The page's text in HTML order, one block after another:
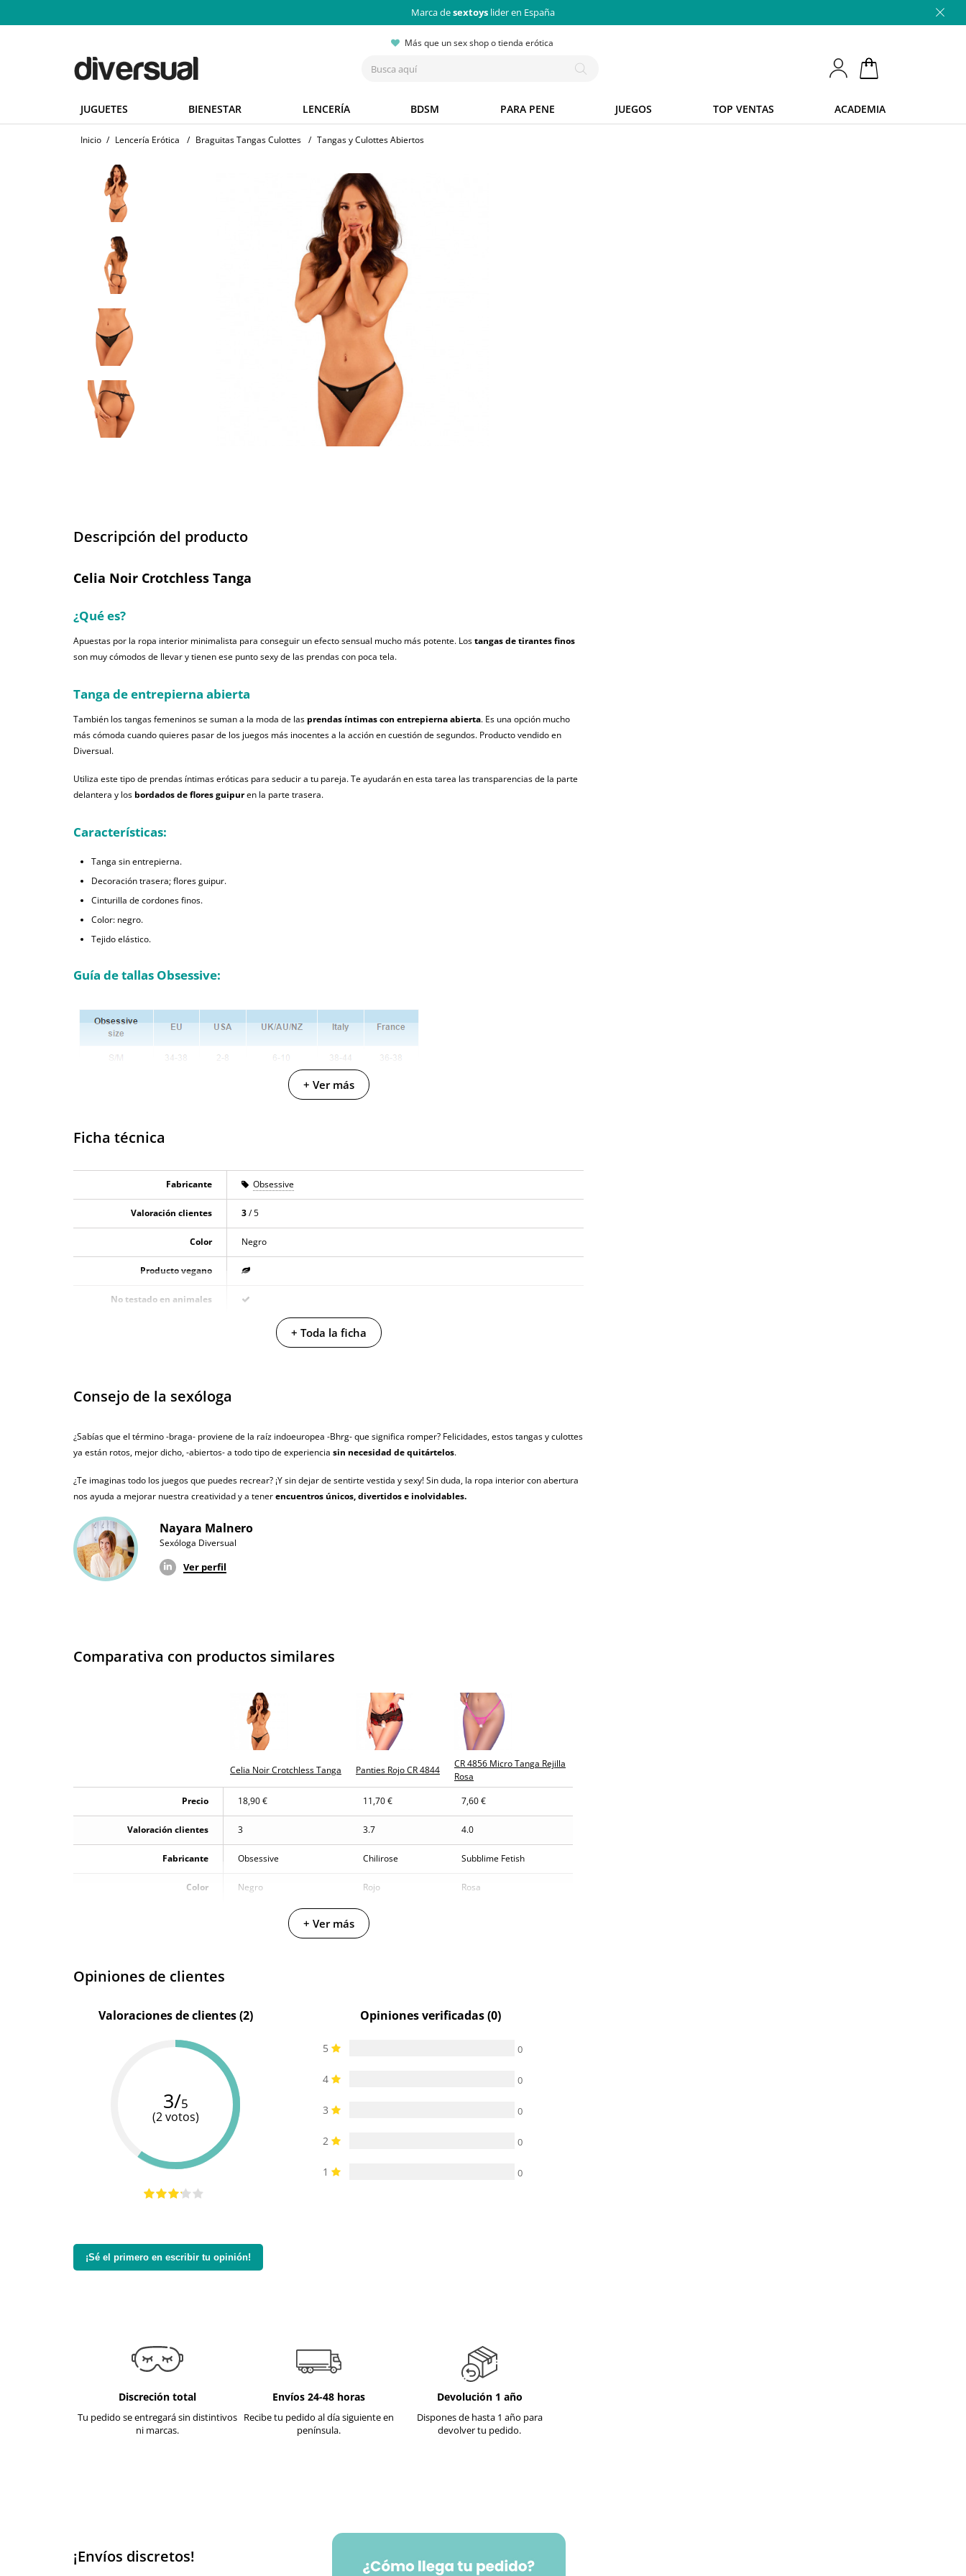
Marca desextoys lider en España
Más que un sex shop o tienda erótica
JUGUETES BIENESTAR LENCERÍA BDSM PARA PENE JUEGOS TOP VENTAS ACADEMIA
Inicio / Lencería Erótica / Braguitas Tangas Culottes / Tangas y Culottes Abiertos
Descripción del producto
Celia Noir Crotchless Tanga
¿Qué es?
Apuestas por la ropa interior minimalista para conseguir un efecto sensual mucho más potente. Lostangas de tirantes finos
son muy cómodos de llevar y tienen ese punto sexy de las prendas con poca tela.
Tanga de entrepierna abierta
También los tangas femeninos se suman a la moda de las prendas íntimas con entrepierna abierta. Es una opción mucho
más cómoda cuando quieres pasar de los juegos más inocentes a la acción en cuestión de segundos. Producto vendido en
Diversual.
Utiliza este tipo de prendas íntimas eróticas para seducir a tu pareja. Te ayudarán en esta tarea las transparencias de la parte
delantera y los bordados de flores guipuren la parte trasera.
Características:
Tanga sin entrepierna.
Decoración trasera; flores guipur.
Cinturilla de cordones finos.
Color: negro.
Tejido elástico.
Guía de tallas Obsessive:
+ Ver más
Ficha técnica
Fabricante Obsessive
Valoración clientes 3/ 5
Color Negro
Producto vegano
No testado en animales
Paquete discreto y sin distintivos
+ Toda la ficha
Consejo de la sexóloga
¿Sabías que el término -braga- proviene de la raíz indoeuropea -Bhrg- que significa romper? Felicidades, estos tangas y culottes
ya están rotos, mejor dicho, -abiertos- a todo tipo de experiencia sin necesidad de quitártelos.
¿Te imaginas todo los juegos que puedes recrear? ¡Y sin dejar de sentirte vestida y sexy! Sin duda, la ropa interior con abertura
nos ayuda a mejorar nuestra creatividad y a tenerencuentros únicos, divertidos e inolvidables.
Nayara Malnero
Sexóloga Diversual
Ver perfil
Comparativa con productos similares
Celia Noir Crotchless Tanga Panties Rojo CR 4844
CR 4856 Micro Tanga Rejilla
Rosa
Precio
18,90 € 11,70 € 7,60 €
Valoración clientes 3 3.7 4.0
Fabricante Obsessive Chilirose Subblime Fetish
Color Negro Rojo Rosa
+ Ver más
Opiniones de clientes
Valoraciones de clientes (2)
3/5
(2 votos)
Opiniones verificadas (0)
5 0
4 0
3 0
2 0
1 0
¡Sé el primero en escribir tu opinión!
Discreción total
Tu pedido se entregará sin distintivos
ni marcas.
Envíos 24-48 horas
Recibe tu pedido al día siguiente en
península.
Devolución 1 año
Dispones de hasta 1 año para
devolver tu pedido.
¡Envíos discretos!